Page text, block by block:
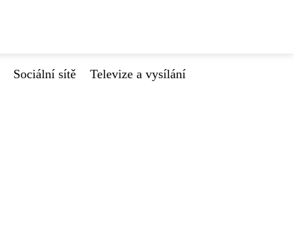
Sociální sítě Televize a vysílání